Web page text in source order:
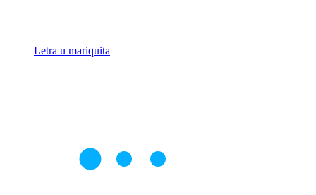
Letra u mariquita